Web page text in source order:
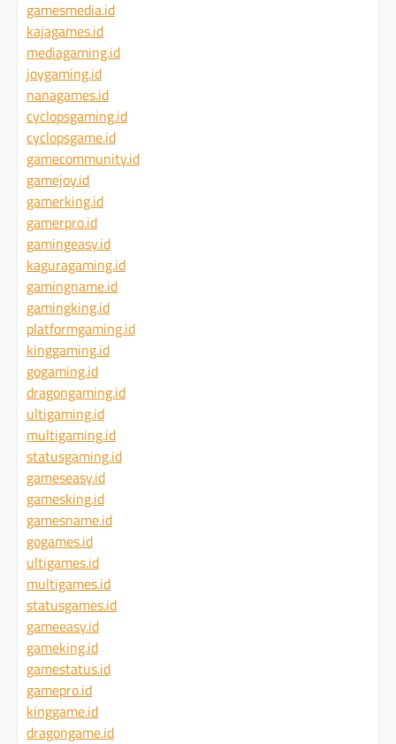
gamesmedia.id
kajagames.id
mediagaming.id
joygaming.id
nanagames.id
cyclopsgaming.id
cyclopsgame.id
gamecommunity.id
gamejoy.id
gamerking.id
gamerpro.id
gamingeasy.id
kaguragaming.id
gamingname.id
gamingking.id
platformgaming.id
kinggaming.id
gogaming.id
dragongaming.id
ultigaming.id
multigaming.id
statusgaming.id
gameseasy.id
gamesking.id
gamesname.id
gogames.id
ultigames.id
multigames.id
statusgames.id
gameeasy.id
gameking.id
gamestatus.id
gamepro.id
kinggame.id
dragongame.id